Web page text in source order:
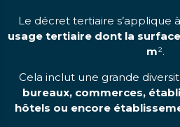
Le décret tertiaire s’applique
usage tertiaire dont la
m².
Cela inclut une grande
bureaux, commerces,
hôtels ou encore